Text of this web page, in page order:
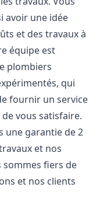
avoir une idée
et des travaux à
équipe est
plombiers
qui
fournir un service
vous satisfaire.
une garantie de 2
et nos
sommes fiers de
et nos clients